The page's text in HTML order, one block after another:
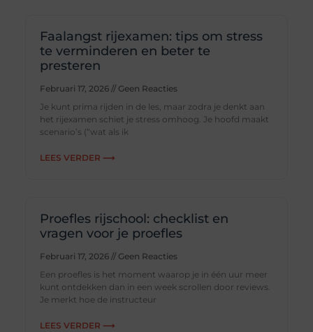
Faalangst rijexamen: tips om stress
te verminderen en beter te
presteren
Februari 17, 2026
Geen Reacties
Je kunt prima rijden in de les, maar zodra je denkt aan
het rijexamen schiet je stress omhoog. Je hoofd maakt
scenario’s (“wat als ik
LEES VERDER ⟶
Proefles rijschool: checklist en
vragen voor je proefles
Februari 17, 2026
Geen Reacties
Een proefles is het moment waarop je in één uur meer
kunt ontdekken dan in een week scrollen door reviews.
Je merkt hoe de instructeur
LEES VERDER ⟶